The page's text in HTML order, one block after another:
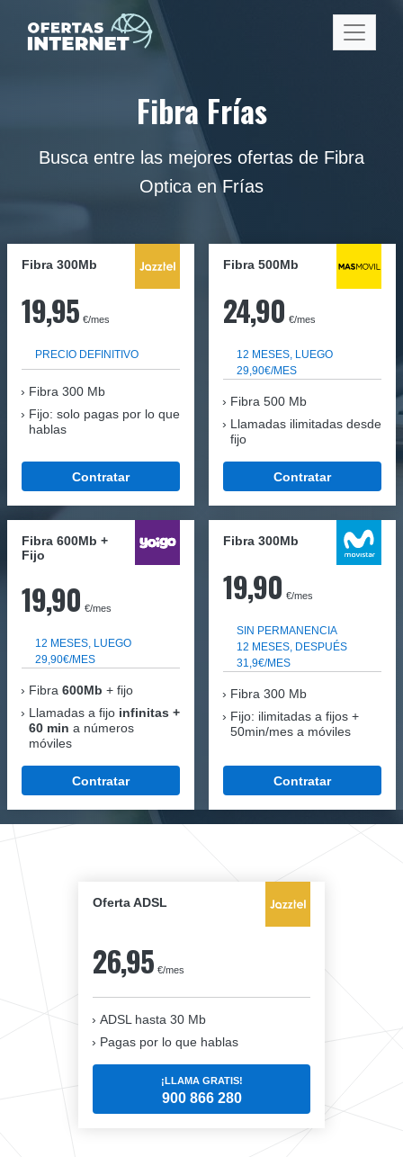
Fibra Frías
Busca entre las mejores ofertas de Fibra
Optica en Frías
Fibra 300Mb
19,95 €/mes
PRECIO DEFINITIVO
Fibra 300 Mb
Fijo: solo pagas por lo que
hablas
Contratar
Fibra 500Mb
24,90 €/mes
12 MESES, LUEGO
29,90€/MES
Fibra 500 Mb
Llamadas ilimitadas desde
fijo
Contratar
Fibra 600Mb +
Fijo
19,90 €/mes
12 MESES, LUEGO
29,90€/MES
Fibra 600Mb + fijo
Llamadas a fijo infinitas +
60 min a números
móviles
Contratar
Fibra 300Mb
19,90 €/mes
SIN PERMANENCIA
12 MESES, DESPUÉS
31,9€/MES
Fibra 300 Mb
Fijo: ilimitadas a fijos +
50min/mes a móviles
Contratar
Oferta ADSL
26,95 €/mes
ADSL hasta 30 Mb
Pagas por lo que hablas
¡LLAMA GRATIS!
900 866 280